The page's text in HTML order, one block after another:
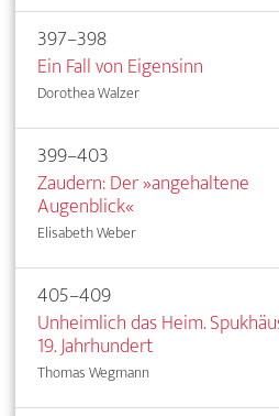
397–398
Ein Fall von Eigensinn
Dorothea Walzer
399–403
Zaudern: Der »angehaltene
Augenblick«
Elisabeth Weber
405–409
Unheimlich das Heim.
19. Jahrhundert
Thomas Wegmann